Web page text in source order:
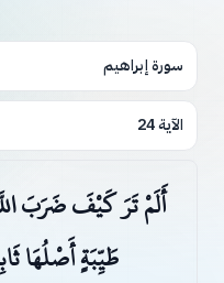
سورة إبراهيم
الآية 24
أَلَمْ تَرَ كَيْفَ ضَرَبَ
طَيِّبَةٍ أَصْلُهَا